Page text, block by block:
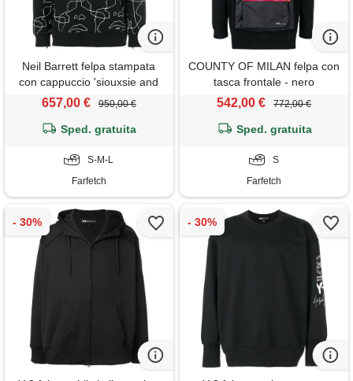
Neil Barrett felpa stampata
con cappuccio 'siouxsie and
the banshees' - nero
657,00 € 950,00 €
Sped. gratuita
S-M-L
Farfetch
COUNTY OF MILAN felpa con
tasca frontale - nero
542,00 € 772,00 €
Sped. gratuita
S
Farfetch